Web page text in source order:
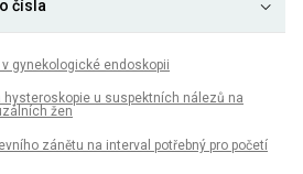
čísla
gynekologické endoskopii
u suspektních nálezů na
žen
zánětu na interval potřebný pro početí